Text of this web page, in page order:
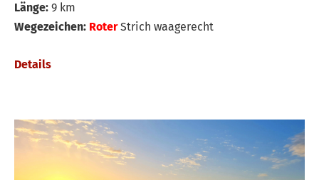
Länge: 9 km
Wegezeichen: RoterStrich waagerecht
Details